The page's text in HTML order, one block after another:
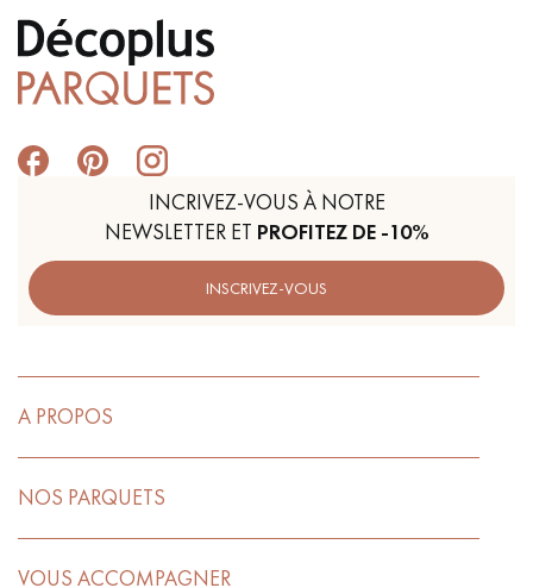
INCRIVEZ-VOUS À NOTRE
NEWSLETTER ET PROFITEZ DE -10%
INSCRIVEZ-VOUS
A PROPOS
NOS PARQUETS
VOUS ACCOMPAGNER